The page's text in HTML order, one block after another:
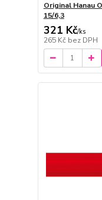
Original Hanau
15/6,3
321 Kč/ks
265 Kč bez DPH